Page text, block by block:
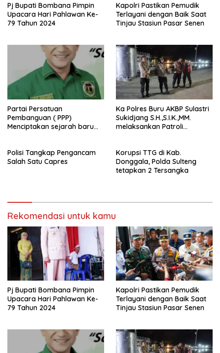
Pj Bupati Bombana Pimpin
Upacara Hari Pahlawan Ke-
79 Tahun 2024
Kapolri Pastikan Pemudik
Terlayani dengan Baik Saat
Tinjau Stasiun Pasar Senen
Partai Persatuan
Pembanguan ( PPP)
Menciptakan sejarah baru
Buru (Namlea).
Ka Polres Buru AKBP Sulastri
Sukidjang S.H.,S.I.K.,MM.
melaksankan Patroli
Polisi Tangkap Pengancam
Salah Satu Capres
Korupsi TTG di Kab.
Donggala, Polda Sulteng
tetapkan 2 Tersangka
Rekomendasi untuk kamu
Pj Bupati Bombana Pimpin
Upacara Hari Pahlawan Ke-
79 Tahun 2024
Kapolri Pastikan Pemudik
Terlayani dengan Baik Saat
Tinjau Stasiun Pasar Senen